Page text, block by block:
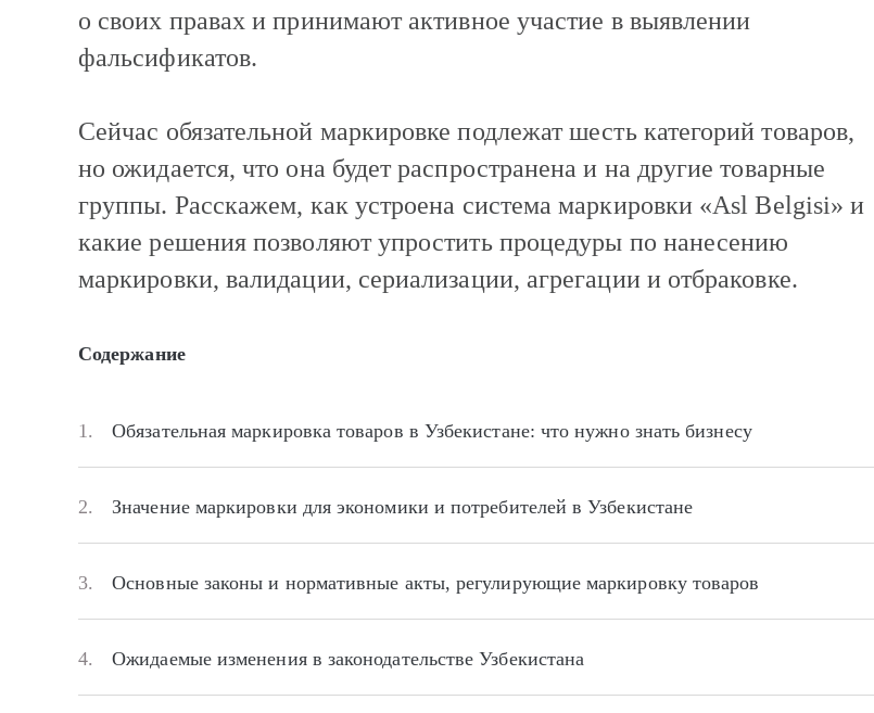
о своих правах и принимают активное участие в выявлении
фальсификатов.
Сейчас обязательной маркировке подлежат шесть категорий товаров,
но ожидается, что она будет распространена и на другие товарные
группы. Расскажем, как устроена система маркировки «Asl Belgisi» и
какие решения позволяют упростить процедуры по нанесению
маркировки, валидации, сериализации, агрегации и отбраковке.
Содержание
1. Обязательная маркировка товаров в Узбекистане: что нужно знать бизнесу
2. Значение маркировки для экономики и потребителей в Узбекистане
3. Основные законы и нормативные акты, регулирующие маркировку товаров
4. Ожидаемые изменения в законодательстве Узбекистана